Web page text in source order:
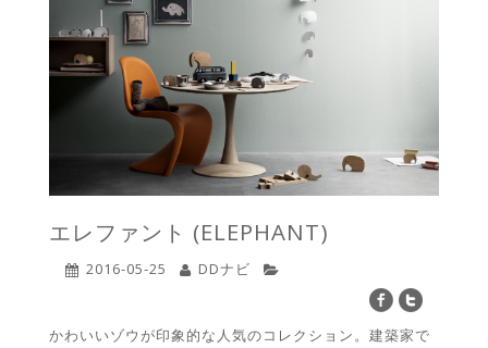
エレファント (ELEPHANT)
2016-05-25 DDナビ
かわいいゾウが印象的な人気のコレクション。建築家で